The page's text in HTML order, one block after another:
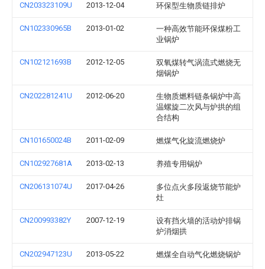
CN203323109U 2013-12-04 环保型生物质链排炉
CN102330965B 2013-01-02
一种高效节能环保煤粉工
业锅炉
CN102121693B 2012-12-05
双氧煤转气涡流式燃烧无
烟锅炉
CN202281241U 2012-06-20
生物质燃料链条锅炉中高
温螺旋二次风与炉拱的组
合结构
CN101650024B 2011-02-09 燃煤气化旋流燃烧炉
CN102927681A 2013-02-13 养殖专用锅炉
CN206131074U 2017-04-26
多位点火多段返烧节能炉
灶
CN200993382Y 2007-12-19
设有挡火墙的活动炉排锅
炉消烟拱
CN202947123U 2013-05-22 燃煤全自动气化燃烧锅炉